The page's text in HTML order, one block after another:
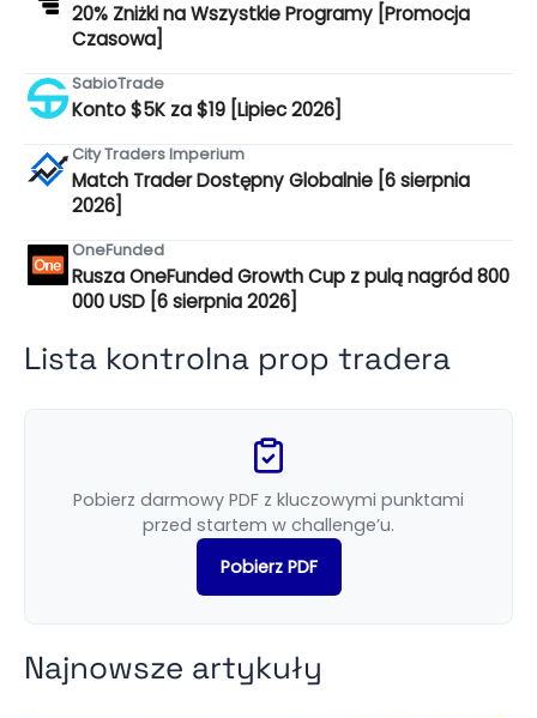
20% Zniżki na Wszystkie Programy [Promocja
Czasowa]
SabioTrade
Konto $5K za $19 [Lipiec 2026]
City Traders Imperium
Match Trader Dostępny Globalnie [6 sierpnia
2026]
OneFunded
Rusza OneFunded Growth Cup z pulą nagród 800
000 USD [6 sierpnia 2026]
Lista kontrolna prop tradera
Pobierz darmowy PDF z kluczowymi punktami
przed startem w challenge’u.
Pobierz PDF
Najnowsze artykuły